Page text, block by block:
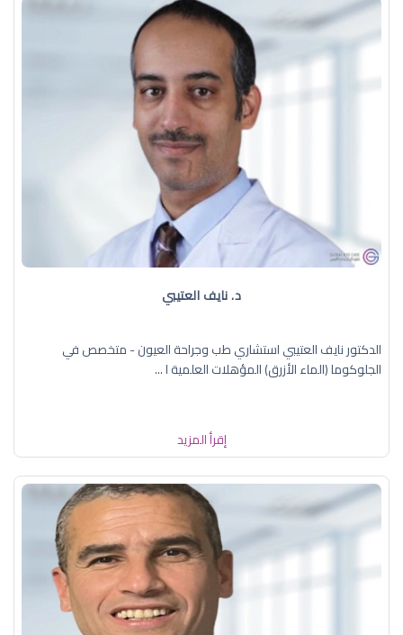
د. نايف العتيبي
الدكتور نايف العتيبي استشاري طب وجراحة العيون - متخصص في
الجلوكوما (الماء الأزرق) المؤهلات العلمية ا ...
إقرأ المزيد